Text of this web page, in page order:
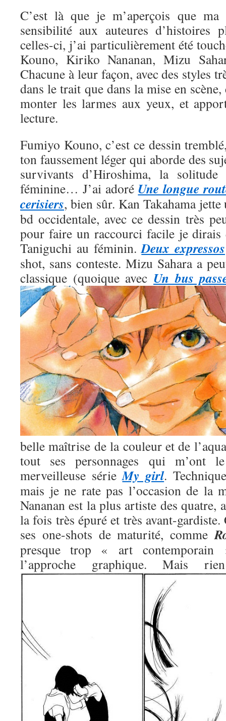
C’est là que je m’aperçois que
sensibilité aux auteures d’histoires
celles-ci, j’ai particulièrement été
Kouno, Kiriko Nananan, Mizu
Chacune à leur façon, avec des styles
dans le trait que dans la mise en
monter les larmes aux yeux, et
lecture.
Fumiyo Kouno, c’est ce dessin
ton faussement léger qui aborde des
survivants d’Hiroshima, la
féminine… J’ai adoré Une longue
cerisiers, bien sûr. Kan Takahama
bd occidentale, avec ce dessin très
pour faire un raccourci facile je dirais
Taniguchi au féminin.Deux expressos
shot, sans conteste. Mizu Sahara a
classique (quoique avec Un bus
belle maîtrise de la couleur et de
tout ses personnages qui m’ont
merveilleuse sérieMy girl.
mais je ne rate pas l’occasion de la
Nananan est la plus artiste des quatre,
la fois très épuré et très avant-
ses one-shots de maturité, comme
presque trop « art contemporain
l’approche graphique. Mais